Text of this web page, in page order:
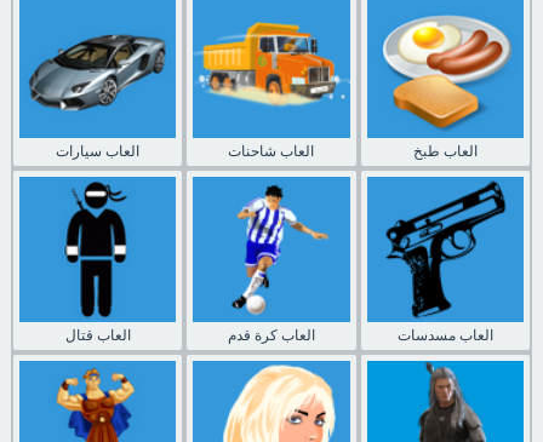
العاب سيارات العاب شاحنات العاب طبخ
العاب قتال العاب كرة قدم العاب مسدسات